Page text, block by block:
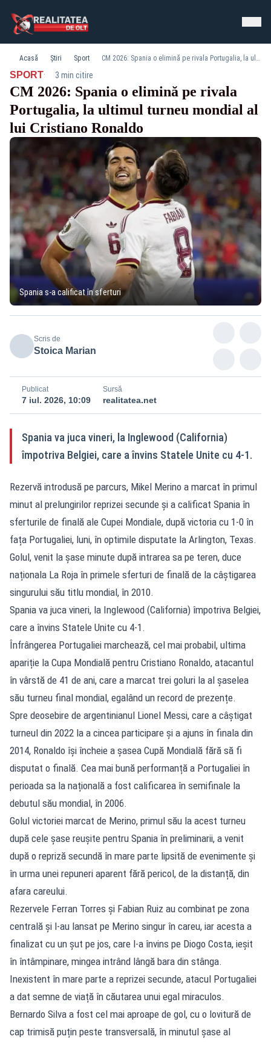
Acasă Știri Sport CM 2026: Spania o elimină pe rivala Portugalia, la ultimul turneu mondial al lui Cristiano Ronaldo
SPORT· 3 min citire
CM 2026: Spania o elimină pe rivala
Portugalia, la ultimul turneu mondial al
lui Cristiano Ronaldo
Spania s-a calificat în sferturi
Scris de
Stoica Marian
Publicat
7 iul. 2026, 10:09
Sursă
realitatea.net
Spania va juca vineri, la Inglewood (California)
împotriva Belgiei, care a învins Statele Unite cu 4-1.
Rezervă introdusă pe parcurs, Mikel Merino a marcat în primul
minut al prelungirilor reprizei secunde și a calificat Spania în
sferturile de finală ale Cupei Mondiale, după victoria cu 1-0 în
fața Portugaliei, luni, în optimile disputate la Arlington, Texas.
Golul, venit la șase minute după intrarea sa pe teren, duce
naționala La Roja în primele sferturi de finală de la câștigarea
singurului său titlu mondial, în 2010.
Spania va juca vineri, la Inglewood (California) împotriva Belgiei,
care a învins Statele Unite cu 4-1.
Înfrângerea Portugaliei marchează, cel mai probabil, ultima
apariție la Cupa Mondială pentru Cristiano Ronaldo, atacantul
în vârstă de 41 de ani, care a marcat trei goluri la al șaselea
său turneu final mondial, egalând un record de prezențe.
Spre deosebire de argentinianul Lionel Messi, care a câștigat
turneul din 2022 la a cincea participare și a ajuns în finala din
2014, Ronaldo își încheie a șasea Cupă Mondială fără să fi
disputat o finală. Cea mai bună performanță a Portugaliei în
perioada sa la națională a fost calificarea în semifinale la
debutul său mondial, în 2006.
Golul victoriei marcat de Merino, primul său la acest turneu
după cele șase reușite pentru Spania în preliminarii, a venit
după o repriză secundă în mare parte lipsită de evenimente și
în urma unei repuneri aparent fără pericol, de la distanță, din
afara careului.
Rezervele Ferran Torres și Fabian Ruiz au combinat pe zona
centrală și l-au lansat pe Merino singur în careu, iar acesta a
finalizat cu un șut pe jos, care l-a învins pe Diogo Costa, ieșit
în întâmpinare, mingea intrând lângă bara din stânga.
Inexistent în mare parte a reprizei secunde, atacul Portugaliei
a dat semne de viață în căutarea unui egal miraculos.
Bernardo Silva a fost cel mai aproape de gol, cu o lovitură de
cap trimisă puțin peste transversală, în minutul șase al